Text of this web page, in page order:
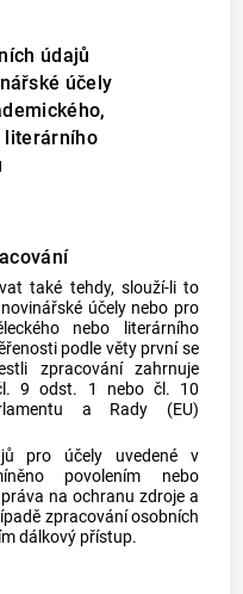
údajů
účely
literárního
také tehdy, slouží-li to
účely nebo pro
nebo literárního
podle věty první se
zpracování zahrnuje
9 odst. 1 nebo čl. 10
a Rady (EU)
pro účely uvedené v
povolením nebo
na ochranu zdroje a
zpracování osobních
dálkový přístup.